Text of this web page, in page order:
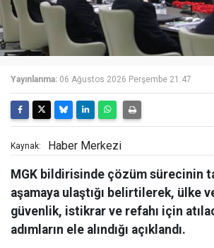
Yayınlanma: 06 Ağustos 2026 Perşembe 21:47
Kaynak: Haber Merkezi
MGK bildirisinde çözüm sürecinin
aşamaya ulaştığı belirtilerek, ülke
güvenlik, istikrar ve refahı için
adımların ele alındığı açıklandı.